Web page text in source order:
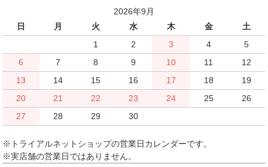
2026年9月
日
月 火 水 木 金
土
1
2 3 4
5
6
7 8 9 10 11
12
13
14 15 16 17 18
19
20
21 22 23 24 25
26
27
28 29 30
※トライアルネットショップの営業日カレンダーです。
※実店舗の営業日ではありません。